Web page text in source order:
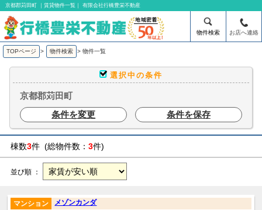
京都郡苅田町 ｜賃貸物件一覧｜ 有限会社行橋豊栄不動産
物件検索 お店へ連絡
TOPページ > 物件検索 > 物件一覧
選択中の条件
京都郡苅田町
条件を変更
条件を保存
棟数3件 (総物件数： 3件)
並び順 ：
メゾンカンダ
マンション